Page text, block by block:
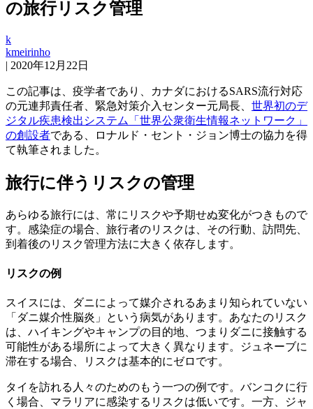
の旅行リスク管理
k
kmeirinho
| 2020年12月22日
この記事は、疫学者であり、カナダにおけるSARS流行対応
の元連邦責任者、緊急対策介入センター元局長、 世界初のデ
ジタル疾患検出システム「世界公衆衛生情報ネットワーク」
の創設者である、ロナルド・セント・ジョン博士の協力を得
て執筆されました。
旅行に伴うリスクの管理
あらゆる旅行には、常にリスクや予期せぬ変化がつきもので
す。感染症の場合、旅行者のリスクは、その行動、訪問先、
到着後のリスク管理方法に大きく依存します。
リスクの例
スイスには、ダニによって媒介されるあまり知られていない
「ダニ媒介性脳炎」という病気があります。あなたのリスク
は、ハイキングやキャンプの目的地、つまりダニに接触する
可能性がある場所によって大きく異なります。ジュネーブに
滞在する場合、リスクは基本的にゼロです。
タイを訪れる人々のためのもう一つの例です。バンコクに行
く場合、マラリアに感染するリスクは低いです。一方、ジャ